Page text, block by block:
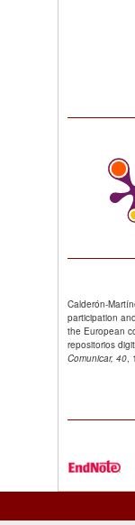
Calderón-
participation
the European
repositorios
Comunicar, 40,